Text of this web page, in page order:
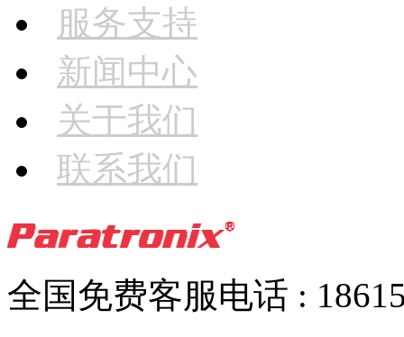
服务支持
新闻中心
关于我们
联系我们
全国免费客服电话 :